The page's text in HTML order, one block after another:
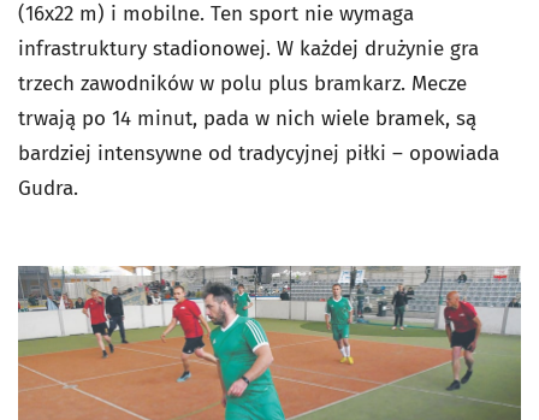
(16x22 m) i mobilne. Ten sport nie wymaga
infrastruktury stadionowej. W każdej drużynie gra
trzech zawodników w polu plus bramkarz. Mecze
trwają po 14 minut, pada w nich wiele bramek, są
bardziej intensywne od tradycyjnej piłki – opowiada
Gudra.